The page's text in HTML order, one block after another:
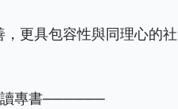
更具包容性與同理心的社
專書──────